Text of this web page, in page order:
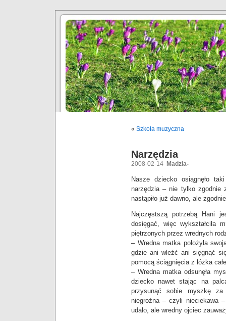
« Szkoła muzyczna
Narzędzia
2008-02-14 Madzia-
Nasze dziecko osiągnęło
narzędzia – nie tylko zgodnie
nastąpiło już dawno, ale
Najczęstszą potrzebą Hani
dosięgać, więc wykształciła
piętrzonych przez wrednych
– Wredna matka położyła
gdzie ani wleźć ani sięgnąć
pomocą ściągnięcia z łóżka
– Wredna matka odsunęła
dziecko nawet stając na
przysunąć sobie myszkę
niegroźna – czyli nieciekawa
udało, ale wredny ojciec